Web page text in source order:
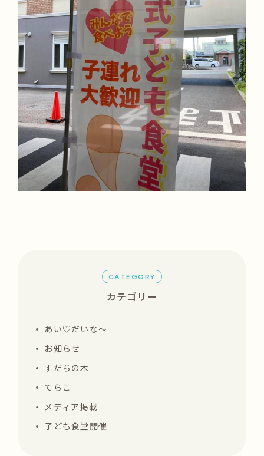
CATEGORY
カテゴリー
あい♡だいな〜
お知らせ
すだちの木
てらこ
メディア掲載
子ども食堂開催